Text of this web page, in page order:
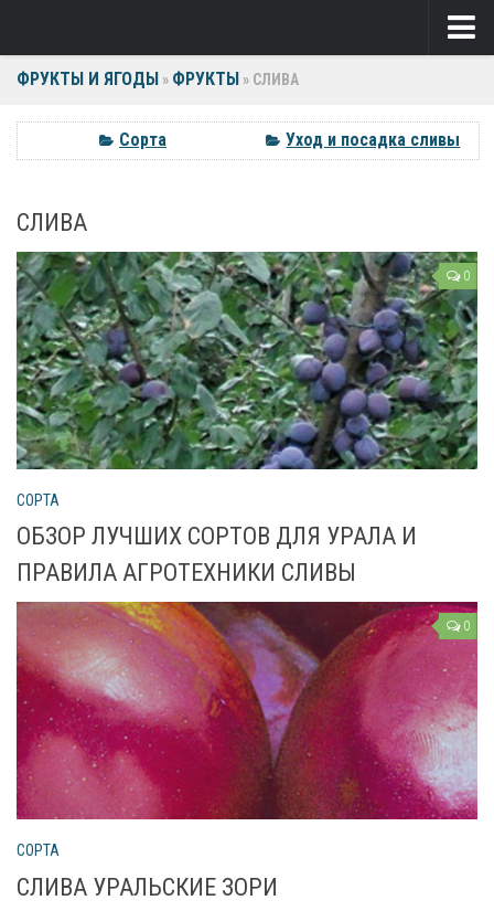
Ягоды
Виноград
Малина
Фрукты
Груша
Ежевика
Слива
Яблоня
Овощи
Картошка
Огурец
Помидоры
Цветы
Орхидея
ФРУКТЫ И ЯГОДЫ » ФРУКТЫ » СЛИВА
Сорта Уход и посадка сливы
СЛИВА
0
СОРТА
ОБЗОР ЛУЧШИХ СОРТОВ ДЛЯ УРАЛА И
ПРАВИЛА АГРОТЕХНИКИ СЛИВЫ
0
СОРТА
СЛИВА УРАЛЬСКИЕ ЗОРИ